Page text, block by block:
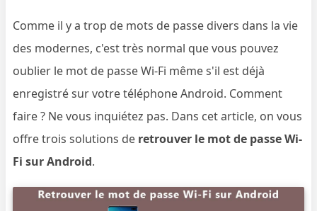
Comme il y a trop de mots de passe divers dans la vie
des modernes, c'est très normal que vous pouvez
oublier le mot de passe Wi-Fi même s'il est déjà
enregistré sur votre téléphone Android. Comment
faire ? Ne vous inquiétez pas. Dans cet article, on vous
offre trois solutions de retrouver le mot de passe Wi-
Fi sur Android.